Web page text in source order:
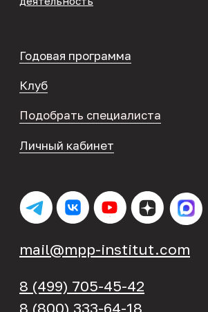
Телеграм-канал
Политика в отношении обработки
персональных данных